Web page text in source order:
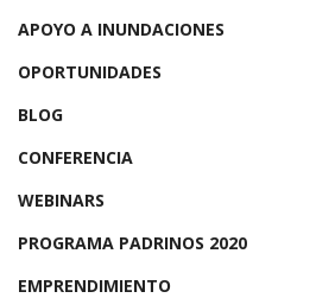
APOYO A INUNDACIONES
OPORTUNIDADES
BLOG
CONFERENCIA
WEBINARS
PROGRAMA PADRINOS 2020
EMPRENDIMIENTO